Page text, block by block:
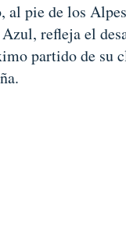
al pie de los
refleja el
partido de su